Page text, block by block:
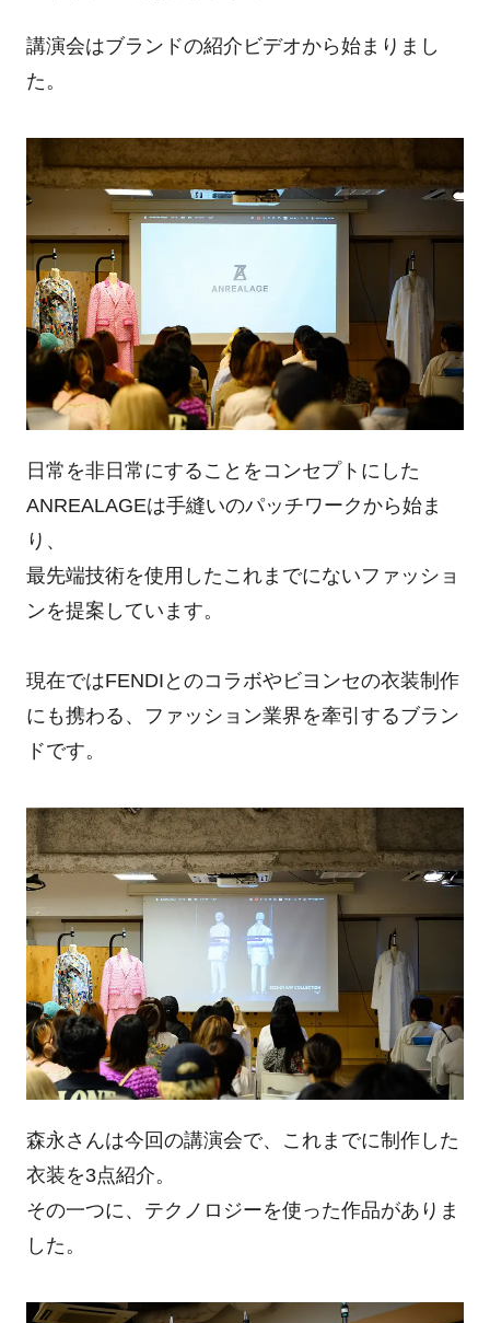
講演会はブランドの紹介ビデオから始まりまし
た。
日常を非日常にすることをコンセプトにした
ANREALAGEは手縫いのパッチワークから始ま
り、
最先端技術を使用したこれまでにないファッショ
ンを提案しています。
現在ではFENDIとのコラボやビヨンセの衣装制作
にも携わる、ファッション業界を牽引するブラン
ドです。
森永さんは今回の講演会で、これまでに制作した
衣装を3点紹介。
その一つに、テクノロジーを使った作品がありま
した。